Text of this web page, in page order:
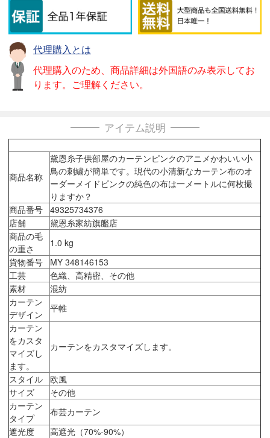
代理購入とは
代理購入のため、商品詳細は外国語のみ表示してお
ります。ご理解ください。
アイテム説明
商品名称
黛恩糸子供部屋のカーテンピンクのアニメかわいい小
鳥の刺繍が簡単です。現代の小清新なカーテン布のオ
ーダーメイドピンクの純色の布は一メートルに何枚撮
りますか？
商品番号
49325734376
店舗
黛恩糸家紡旗艦店
商品の毛
の重さ
1.0 kg
貨物番号
MY 348146153
工芸
色織、高精密、その他
素材
混紡
カーテン
デザイン
平帷
カーテン
をカスタ
マイズし
ます。
カーテンをカスタマイズします。
スタイル
欧風
サイズ
その他
カーテン
タイプ
布芸カーテン
遮光度
高遮光（70%-90%）